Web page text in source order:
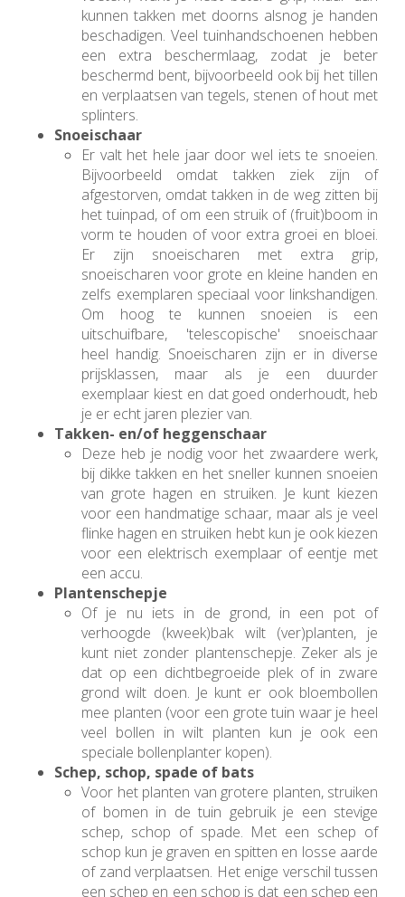
kunnen takken met doorns alsnog je handen
beschadigen. Veel tuinhandschoenen hebben
een extra beschermlaag, zodat je beter
beschermd bent, bijvoorbeeld ook bij het tillen
en verplaatsen van tegels, stenen of hout met
splinters.
Snoeischaar
Er valt het hele jaar door wel iets te snoeien.
Bijvoorbeeld omdat takken ziek zijn of
afgestorven, omdat takken in de weg zitten bij
het tuinpad, of om een struik of (fruit)boom in
vorm te houden of voor extra groei en bloei.
Er zijn snoeischaren met extra grip,
snoeischaren voor grote en kleine handen en
zelfs exemplaren speciaal voor linkshandigen.
Om hoog te kunnen snoeien is een
uitschuifbare, 'telescopische' snoeischaar
heel handig. Snoeischaren zijn er in diverse
prijsklassen, maar als je een duurder
exemplaar kiest en dat goed onderhoudt, heb
je er echt jaren plezier van.
Takken- en/of heggenschaar
Deze heb je nodig voor het zwaardere werk,
bij dikke takken en het sneller kunnen snoeien
van grote hagen en struiken. Je kunt kiezen
voor een handmatige schaar, maar als je veel
flinke hagen en struiken hebt kun je ook kiezen
voor een elektrisch exemplaar of eentje met
een accu.
Plantenschepje
Of je nu iets in de grond, in een pot of
verhoogde (kweek)bak wilt (ver)planten, je
kunt niet zonder plantenschepje. Zeker als je
dat op een dichtbegroeide plek of in zware
grond wilt doen. Je kunt er ook bloembollen
mee planten (voor een grote tuin waar je heel
veel bollen in wilt planten kun je ook een
speciale bollenplanter kopen).
Schep, schop, spade of bats
Voor het planten van grotere planten, struiken
of bomen in de tuin gebruik je een stevige
schep, schop of spade. Met een schep of
schop kun je graven en spitten en losse aarde
of zand verplaatsen. Het enige verschil tussen
een schep en een schop is dat een schep een